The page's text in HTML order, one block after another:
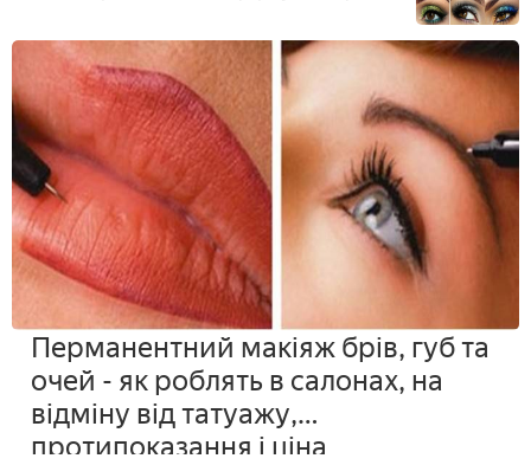
Перманентний макіяж брів, губ та
очей - як роблять в салонах, на
відміну від татуажу,
протипоказання і ціна